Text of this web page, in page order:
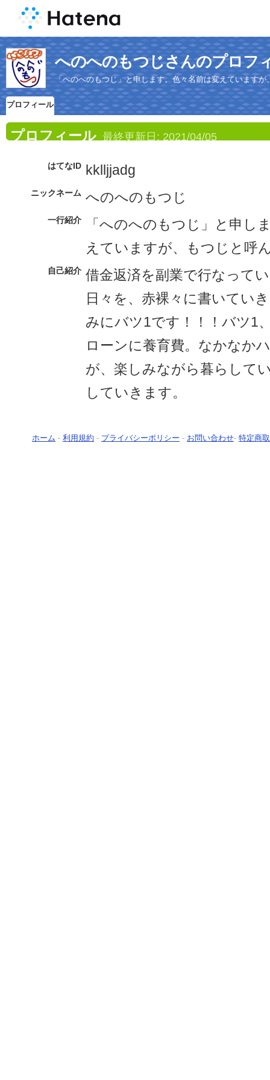
へのへのもつじさんのプロフ
「へのへのもつじ」と申します。色々名前は変えています
プロフィール
プロフィール 最終更新日: 2021/04/05
はてなID kklljjadg
ニックネーム へのへのもつじ
一行紹介
「へのへのもつじ」と申し
えていますが、もつじと呼
自己紹介 借金返済を副業で行なって
日々を、赤裸々に書いてい
みにバツ1です！！！バツ1
ローンに養育費。なかなか
が、楽しみながら暮らして
していきます。
ホーム - 利用規約 - プライバシーポリシー - お問い合わせ- 特定商